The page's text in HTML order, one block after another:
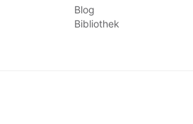
Blog
Bibliothek